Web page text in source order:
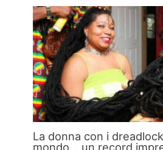
La donna con i
mondo… un record